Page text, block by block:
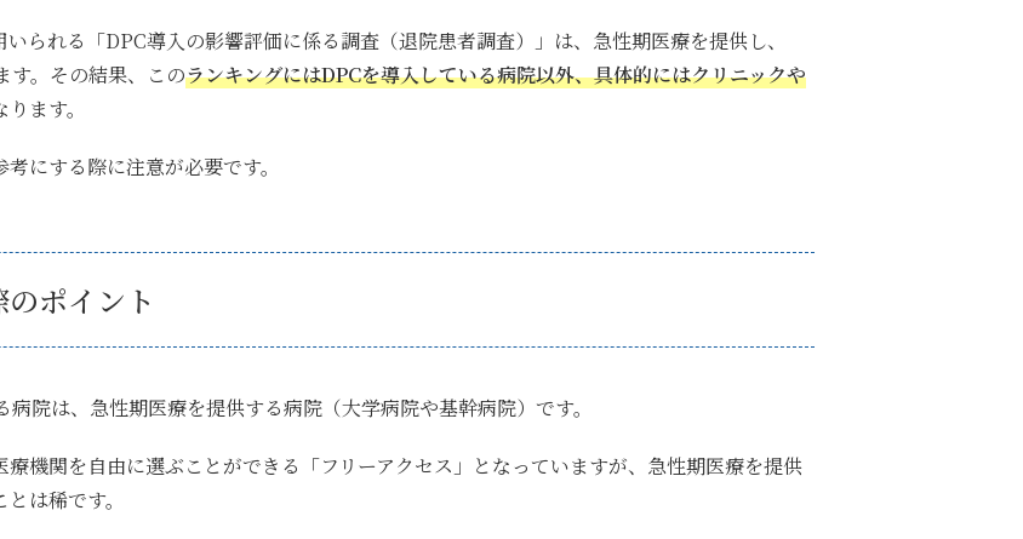
られる「DPC導入の影響評価に係る調査（退院患者調査）」は、急性期医療を提供し、
す。その結果、 このランキングにはDPCを導入している病院以外、具体的にはクリニックや
ます。
にする際に注意が必要です。
ポイント
院は、急性期医療を提供する病院（大学病院や基幹病院）です。
機関を自由に選ぶことができる「フリーアクセス」となっていますが、急性期医療を提供
は稀です。